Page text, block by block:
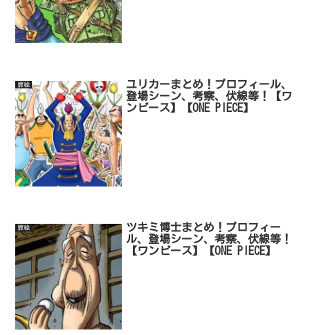
扉絵
ユリカーまとめ！プロフィール、
登場シーン、考察、伏線等！【ワ
ンピース】【ONE PIECE】
扉絵
ツキミ博士まとめ！プロフィー
ル、登場シーン、考察、伏線等！
【ワンピース】【ONE PIECE】